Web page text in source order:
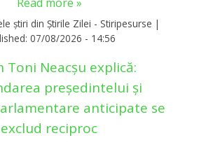
știri din Știrile Zilei - Stiripesurse |
07/08/2026 - 14:56
Toni Neacșu explică:
președintelui și
anticipate se
exclud reciproc